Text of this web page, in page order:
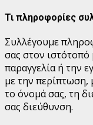
Τι πληροφορίες
Συλλέγουμε
σας στον ιστότοπό
παραγγελία ή την
με την περίπτωση,
το όνομά σας, τη
σας διεύθυνση.